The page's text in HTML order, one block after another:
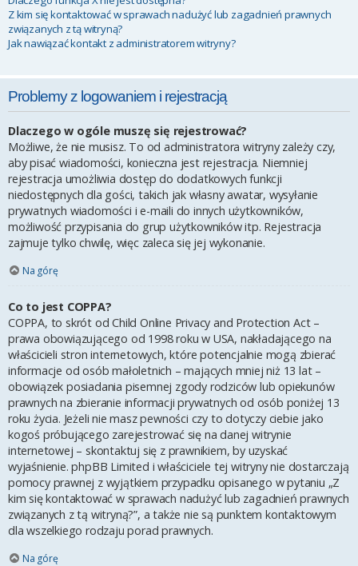
Z kim się kontaktować w sprawach nadużyć lub zagadnień prawnych
związanych z tą witryną?
Jak nawiązać kontakt z administratorem witryny?
Problemy z logowaniem i rejestracją
Dlaczego w ogóle muszę się rejestrować?
Możliwe, że nie musisz. To od administratora witryny zależy czy,
aby pisać wiadomości, konieczna jest rejestracja. Niemniej
rejestracja umożliwia dostęp do dodatkowych funkcji
niedostępnych dla gości, takich jak własny awatar, wysyłanie
prywatnych wiadomości i e-maili do innych użytkowników,
możliwość przypisania do grup użytkowników itp. Rejestracja
zajmuje tylko chwilę, więc zaleca się jej wykonanie.
Na górę
Co to jest COPPA?
COPPA, to skrót od Child Online Privacy and Protection Act –
prawa obowiązującego od 1998 roku w USA, nakładającego na
właścicieli stron internetowych, które potencjalnie mogą zbierać
informacje od osób małoletnich – mających mniej niż 13 lat –
obowiązek posiadania pisemnej zgody rodziców lub opiekunów
prawnych na zbieranie informacji prywatnych od osób poniżej 13
roku życia. Jeżeli nie masz pewności czy to dotyczy ciebie jako
kogoś próbującego zarejestrować się na danej witrynie
internetowej – skontaktuj się z prawnikiem, by uzyskać
wyjaśnienie. phpBB Limited i właściciele tej witryny nie dostarczają
pomocy prawnej z wyjątkiem przypadku opisanego w pytaniu „Z
kim się kontaktować w sprawach nadużyć lub zagadnień prawnych
związanych z tą witryną?”, a także nie są punktem kontaktowym
dla wszelkiego rodzaju porad prawnych.
Na górę